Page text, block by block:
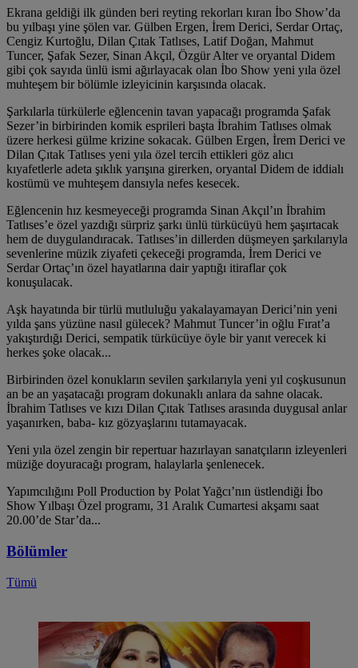
Ekrana geldiği ilk günden beri reyting rekorları kıran İbo Show’da
bu yılbaşı yine şölen var. Gülben Ergen, İrem Derici, Serdar Ortaç,
Cengiz Kurtoğlu, Dilan Çıtak Tatlıses, Latif Doğan, Mahmut
Tuncer, Şafak Sezer, Sinan Akçıl, Özgür Alter ve oryantal Didem
gibi çok sayıda ünlü ismi ağırlayacak olan İbo Show yeni yıla özel
muhteşem bir bölümle izleyicinin karşısında olacak.
Şarkılarla türkülerle eğlencenin tavan yapacağı programda Şafak
Sezer’in birbirinden komik esprileri başta İbrahim Tatlıses olmak
üzere herkesi gülme krizine sokacak. Gülben Ergen, İrem Derici ve
Dilan Çıtak Tatlıses yeni yıla özel tercih ettikleri göz alıcı
kıyafetlerle adeta şıklık yarışına girerken, oryantal Didem de iddialı
kostümü ve muhteşem dansıyla nefes kesecek.
Eğlencenin hız kesmeyeceği programda Sinan Akçıl’ın İbrahim
Tatlıses’e özel yazdığı sürpriz şarkı ünlü türkücüyü hem şaşırtacak
hem de duygulandıracak. Tatlıses’in dillerden düşmeyen şarkılarıyla
sevenlerine müzik ziyafeti çekeceği programda, İrem Derici ve
Serdar Ortaç’ın özel hayatlarına dair yaptığı itiraflar çok
konuşulacak.
Aşk hayatında bir türlü mutluluğu yakalayamayan Derici’nin yeni
yılda şans yüzüne nasıl gülecek? Mahmut Tuncer’in oğlu Fırat’a
yakıştırdığı Derici, sempatik türkücüye öyle bir yanıt verecek ki
herkes şoke olacak...
Birbirinden özel konukların sevilen şarkılarıyla yeni yıl coşkusunun
an be an yaşatacağı program dokunaklı anlara da sahne olacak.
İbrahim Tatlıses ve kızı Dilan Çıtak Tatlıses arasında duygusal anlar
yaşanırken, baba- kız gözyaşlarını tutamayacak.
Yeni yıla özel zengin bir repertuar hazırlayan sanatçıların izleyenleri
müziğe doyuracağı program, halaylarla şenlenecek.
Yapımcılığını Poll Production by Polat Yağcı’nın üstlendiği İbo
Show Yılbaşı Özel programı, 31 Aralık Cumartesi akşamı saat
20.00’de Star’da...
Bölümler
Tümü